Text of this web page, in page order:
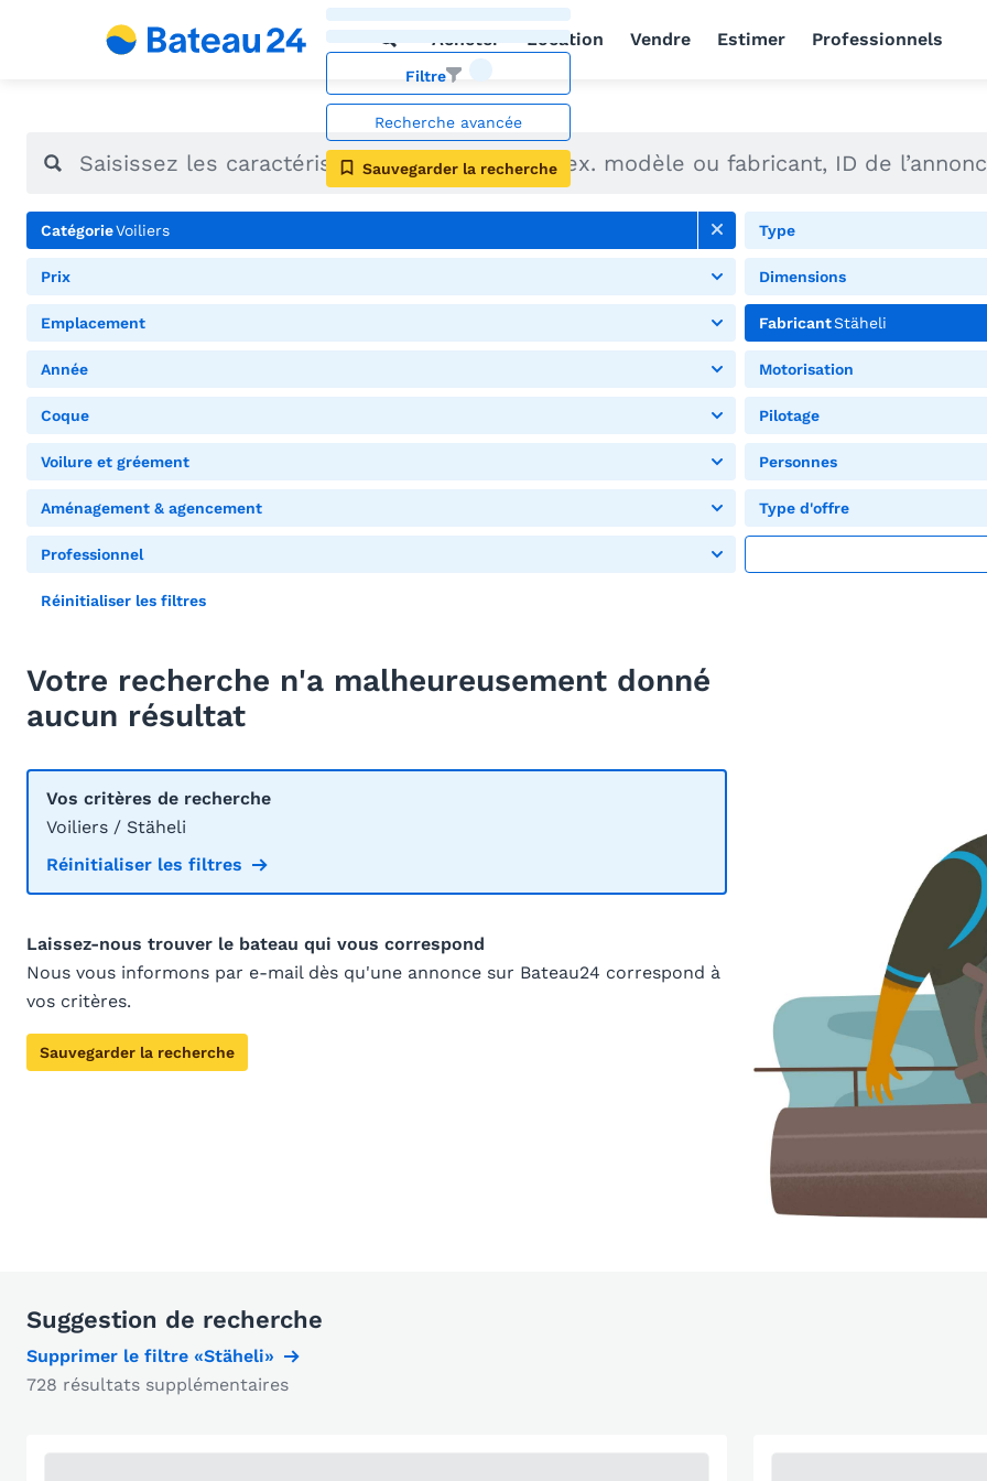
Acheter Location Vendre Estimer Professionnels
Filtre
Recherche avancée
Sauvegarder la recherche
CatégorieVoiliers Type
Prix Dimensions
Emplacement FabricantStäheli
Année Motorisation
Coque Pilotage
Voilure et gréement Personnes
Aménagement & agencement Type d'offre
Professionnel
Réinitialiser les filtres
Votre recherche n'a malheureusement donné
aucun résultat
Vos critères de recherche
Voiliers / Stäheli
Réinitialiser les filtres
Laissez-nous trouver le bateau qui vous correspond
Nous vous informons par e-mail dès qu'une annonce sur Bateau24 correspond à
vos critères.
Sauvegarder la recherche
Suggestion de recherche
Supprimer le filtre «Stäheli»
728 résultats supplémentaires